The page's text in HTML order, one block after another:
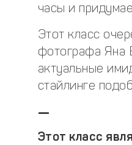
часы и
Этот класс
фотографа Яна
актуальные
стайлинге
—
Этот класс